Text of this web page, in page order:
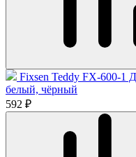
Fixsen Teddy FX-600-1
белый, чёрный
592 ₽